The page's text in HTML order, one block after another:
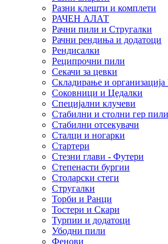
Разни клешти и комплети
РАЧЕН АЛАТ
Рачни пили и Стругалки
Рачни рендиња и додатоци
Рендисалки
Реципрочни пили
Секачи за цевки
Складирање и
Соковници и Цедалки
Специјални клучеви
Стабилни и столни гер пили
Стабилни отсекувачи
Сталци и ногарки
Стартери
Стезни глави - Футери
Степенасти бургии
Столарски стеги
Стругалки
Торби и Ранци
Тостери и Скари
Турпии и додатоци
Убодни пили
Фенови